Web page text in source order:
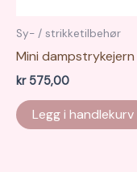
Sy- / strikketilbehør
Mini dampstrykejern
kr575,00
Legg i handlekurv